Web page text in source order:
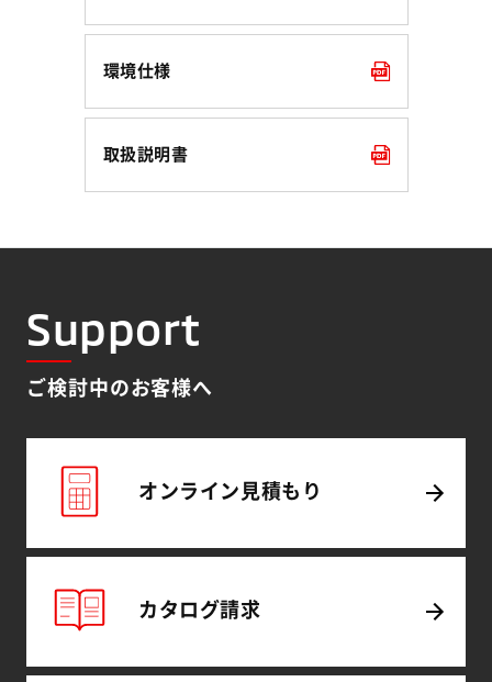
環境仕様
取扱説明書
Support
ご検討中のお客様へ
オンライン 見積もり
カタログ請求